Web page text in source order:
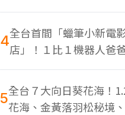
地點曝光
4全台首間「蠟筆小新電
店」！１比１機器人爸
男，百款周邊買翻
5全台７大向日葵花海！
花海、金黃落羽松秘境